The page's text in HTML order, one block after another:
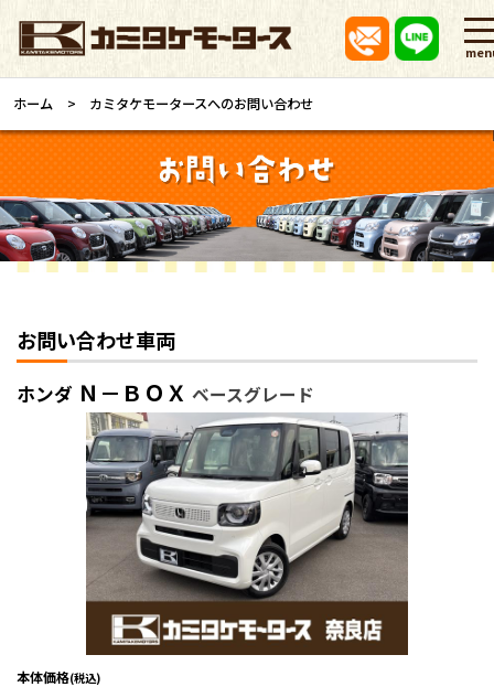
ホーム カミタケモータースへのお問い合わせ
お問い合わせ車両
ホンダ Ｎ－ＢＯＸ ベースグレード
本体価格(税込)